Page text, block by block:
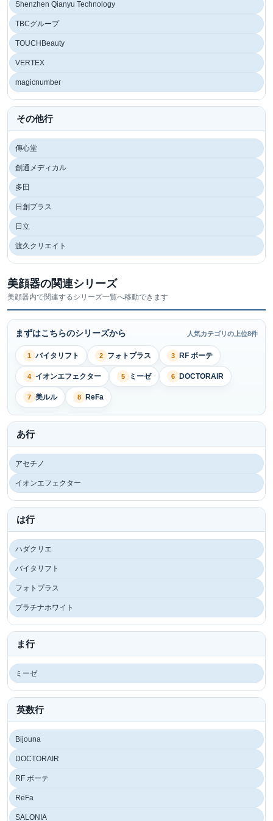
Shenzhen Qianyu Technology
TBCグループ
TOUCHBeauty
VERTEX
magicnumber
その他行
傳心堂
創通メディカル
多田
日創プラス
日立
渡久クリエイト
美顔器の関連シリーズ
美顔器内で関連するシリーズ一覧へ移動できます
まずはこちらのシリーズから 人気カテゴリの上位8件
1 バイタリフト 2 フォトプラス 3 RF ボーテ
4 イオンエフェクター 5 ミーゼ 6 DOCTORAIR
7 美ルル 8 ReFa
あ行
アセチノ
イオンエフェクター
は行
ハダクリエ
バイタリフト
フォトプラス
プラチナホワイト
ま行
ミーゼ
英数行
Bijouna
DOCTORAIR
RF ボーテ
ReFa
SALONIA